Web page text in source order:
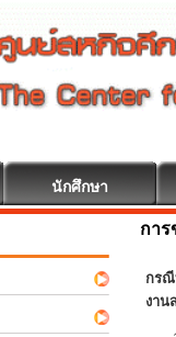
นักศึกษา
การ
กรณี
งาน